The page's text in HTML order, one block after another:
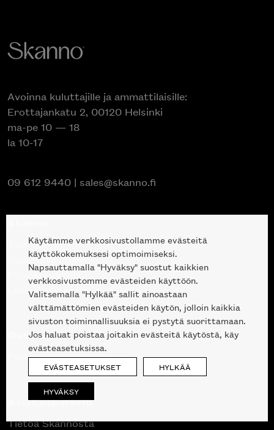
Avoinna kuluttajille ja ammattilaisille:
Erottajankatu 2, 00120 Helsinki
ma-pe 10 — 18
la 10-17
09 612 9440 | sales@skanno.fi
Tuotteet
Suunnittelupalvelu
Projektimyynti
Liike Helsingin keskustassa
Outlet
Poistuvat mallikappaleet
Asiakaspalvelu
Tietoa Skannosta
Käytämme verkkosivustollamme evästeitä
käyttökokemuksesi optimoimiseksi.
Napsauttamalla "Hyväksy" suostut kaikkien
verkkosivustomme evästeiden käyttöön.
Valitsemalla "Hylkää" sallit ainoastaan
välttämättömien evästeiden käytön, jolloin kaikkia
sivuston toiminnallisuuksia ei pystytä suorittamaan.
Jos haluat poistaa joitakin evästeitä käytöstä, käy
evästeasetuksissa.
EVÄSTEASETUKSET HYLKÄÄ
HYVÄKSY